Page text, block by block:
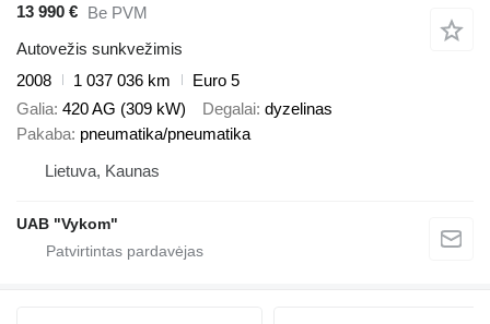
13 990 €
Be PVM
Autovežis sunkvežimis
2008
1 037 036 km
Euro 5
Galia 420 AG (309 kW) Degalai dyzelinas
Pakaba pneumatika/pneumatika
Lietuva, Kaunas
UAB "Vykom"